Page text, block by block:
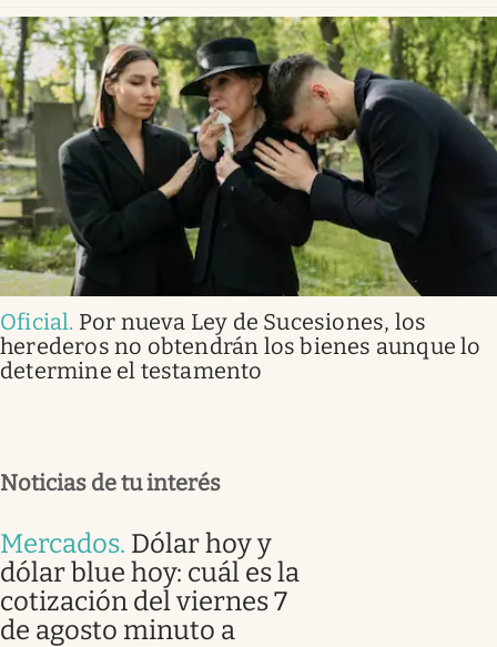
Oficial. Por nueva Ley de Sucesiones, los
herederos no obtendrán los bienes aunque lo
determine el testamento
Noticias de tu interés
Mercados. Dólar hoy y
dólar blue hoy: cuál es la
cotización del viernes 7
de agosto minuto a